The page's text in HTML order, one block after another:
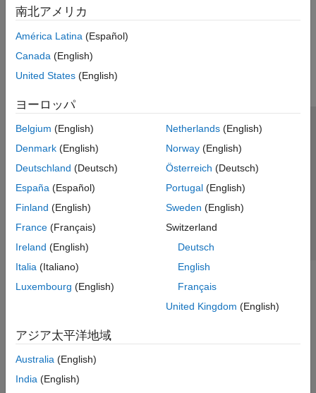
南北アメリカ
América Latina (Español)
Canada (English)
United States (English)
ヨーロッパ
Belgium (English)
Denmark (English)
Deutschland (Deutsch)
España (Español)
Finland (English)
France (Français)
Ireland (English)
Italia (Italiano)
Luxembourg (English)
Netherlands(English)
Norway(English)
Österreich (Deutsch)
Portugal(English)
Sweden (English)
Switzerland
Deutsch
English
Français
United Kingdom (English)
アジア太平洋地域
Australia (English)
India (English)
トラストセンター
プライバシー ポリシー
違法コピー防止
アプリケーション ステータス
© 1994-2026 The MathWorks, Inc.